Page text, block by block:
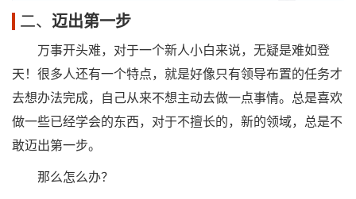
二、 迈出第一步
万事开头难，对于一个新人小白来说，无疑是难如登
天！很多人还有一个特点，就是好像只有领导布置的任务才
去想办法完成，自己从来不想主动去做一点事情。总是喜欢
做一些已经学会的东西，对于不擅长的，新的领域，总是不
敢迈出第一步。
那么怎么办？